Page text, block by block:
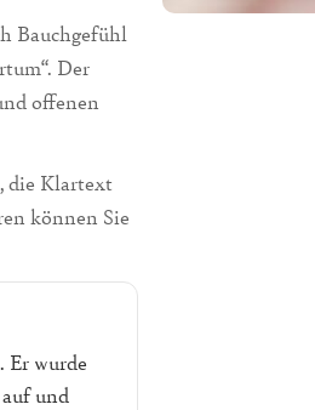
Bauchgefühl
Der
offenen
die Klartext
können Sie
Er wurde
und